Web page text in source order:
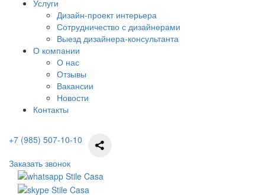
Услуги
Дизайн-проект интерьера
Сотрудничество с дизайнерами
Выезд дизайнера-консультанта
О компании
О нас
Отзывы
Вакансии
Новости
Контакты
+7 (985) 507-10-10
Заказать звонок